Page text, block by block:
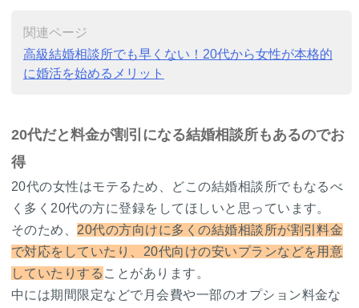
関連ページ
高級結婚相談所でも早くない！20代から女性が本格的
に婚活を始めるメリット
20代だと料金が割引になる結婚相談所もあるのでお
得
20代の女性はモテるため、どこの結婚相談所でもなるべ
く多く20代の方に登録をしてほしいと思っています。
そのため、 20代の方向けに多くの結婚相談所が割引料金
で対応をしていたり、20代向けの安いプランなどを用意
していたりする ことがあります。
中には期間限定などで月会費や一部のオプション料金な